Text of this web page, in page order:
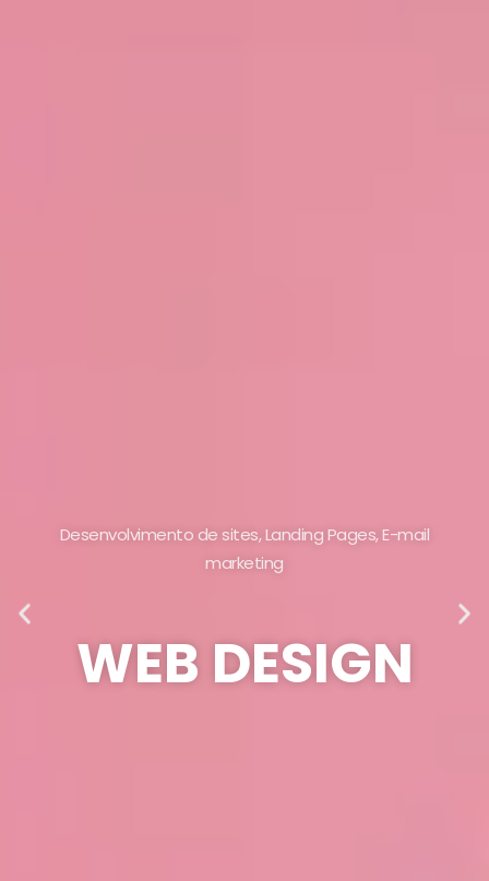
Desenvolvimento de sites, Landing Pages, E-mail
marketing
WEB DESIGN